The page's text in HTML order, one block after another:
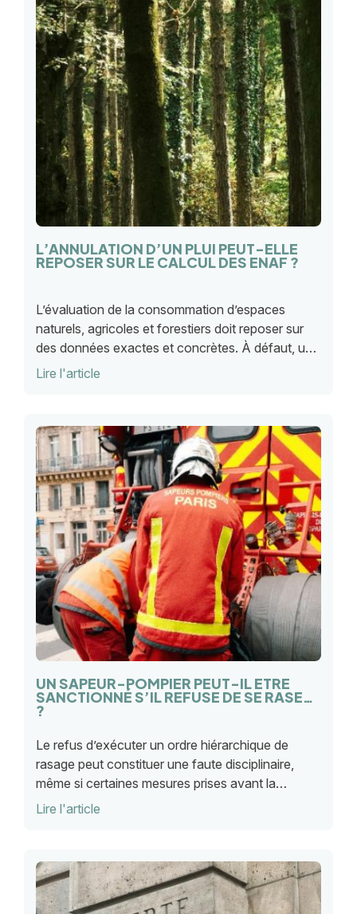
L’ANNULATION D’UN PLUI PEUT-ELLE
REPOSER SUR LE CALCUL DES ENAF ?
L’évaluation de la consommation d’espaces
naturels, agricoles et forestiers doit reposer sur
des données exactes et concrètes. À défaut, un
PLUi peut être annulé. C'est ce qu'a jugé le TA de
Lire l'article
UN SAPEUR-POMPIER PEUT-IL ÊTRE
SANCTIONNÉ S’IL REFUSE DE SE RASER
?
Le refus d’exécuter un ordre hiérarchique de
rasage peut constituer une faute disciplinaire,
même si certaines mesures prises avant la
sanction relèvent seulement de l’organisation du
Lire l'article